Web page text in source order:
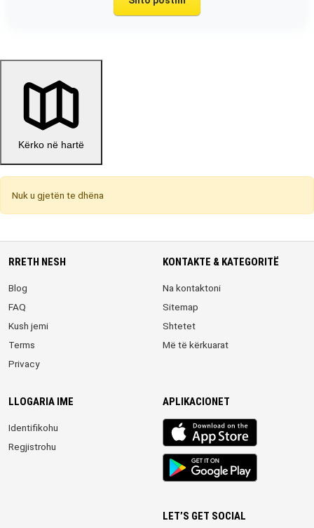
Kërko në hartë
Nuk u gjetën te dhëna
RRETH NESH
Blog
FAQ
Kush jemi
Terms
Privacy
KONTAKTE & KATEGORITË
Na kontaktoni
Sitemap
Shtetet
Më të kërkuarat
LLOGARIA IME
Identifikohu
Regjistrohu
APLIKACIONET
iOS
app
Android
App
LET’S GET SOCIAL